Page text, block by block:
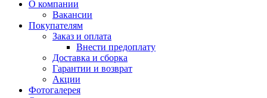
О компании
Вакансии
Покупателям
Заказ и оплата
Внести предоплату
Доставка и сборка
Гарантии и возврат
Акции
Фотогалерея